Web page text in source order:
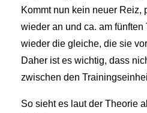
Kommt nun kein neuer Reiz,
wieder an und ca. am
wieder die gleiche, die sie
Daher ist es wichtig, dass
zwischen den
So sieht es laut der Theorie